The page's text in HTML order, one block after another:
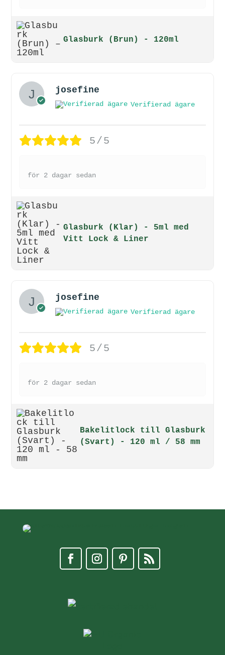
Glasburk (Brun) - 120ml
josefine
Verifierad ägare
5/5
för 2 dagar sedan
Glasburk (Klar) - 5ml med
Vitt Lock & Liner
josefine
Verifierad ägare
5/5
för 2 dagar sedan
Bakelitlock till Glasburk
(Svart) - 120 ml / 58 mm